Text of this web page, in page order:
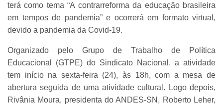
terá como tema “A contrarreforma da educação brasileira
em tempos de pandemia” e ocorrerá em formato virtual,
devido a pandemia da Covid-19.
Organizado pelo Grupo de Trabalho de Política
Educacional (GTPE) do Sindicato Nacional, a atividade
tem início na sexta-feira (24), às 18h, com a mesa de
abertura seguida de uma atividade cultural. Logo depois,
Rivânia Moura, presidenta do ANDES-SN, Roberto Leher,